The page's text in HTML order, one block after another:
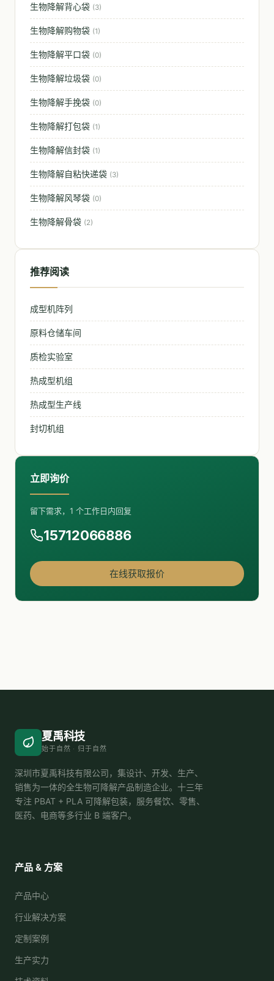
生物降解背心袋 (3)
生物降解购物袋 (1)
生物降解平口袋 (0)
生物降解垃圾袋 (0)
生物降解手挽袋 (0)
生物降解打包袋 (1)
生物降解信封袋 (1)
生物降解自粘快递袋 (3)
生物降解风琴袋 (0)
生物降解骨袋 (2)
推荐阅读
成型机阵列
原料仓储车间
质检实验室
热成型机组
热成型生产线
封切机组
立即询价
留下需求，1 个工作日内回复
15712066886
在线获取报价
夏禹科技
始于自然 · 归于自然
深圳市夏禹科技有限公司，集设计、开发、生产、
销售为一体的全生物可降解产品制造企业。十三年
专注 PBAT + PLA 可降解包装，服务餐饮、零售、
医药、电商等多行业 B 端客户。
产品 & 方案
产品中心
行业解决方案
定制案例
生产实力